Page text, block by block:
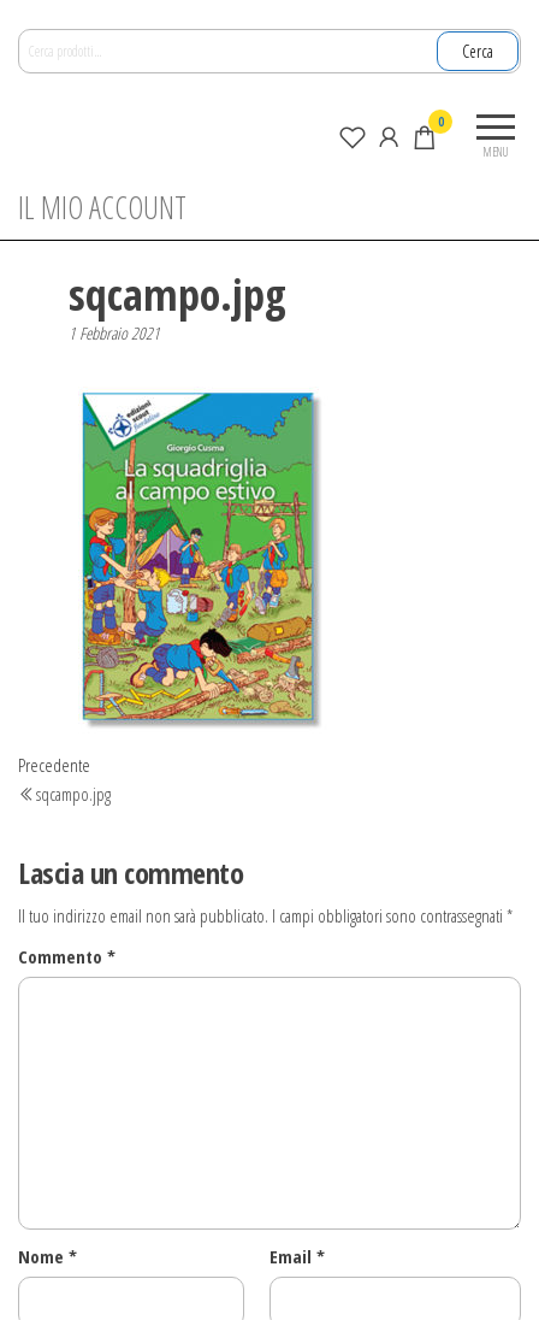
Cerca: Cerca
zagara
MENU
0
IL MIO ACCOUNT
sqcampo.jpg
1 Febbraio 2021
Navigazione
articoli
Articolo
precedente
Precedente
sqcampo.jpg
Lascia un commento
Il tuo indirizzo email non sarà pubblicato. I campi obbligatori sono contrassegnati *
Commento *
Nome * Email *